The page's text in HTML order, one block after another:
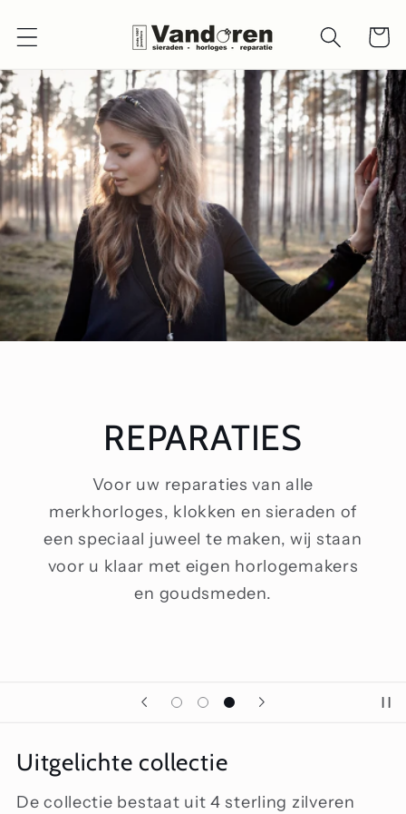
naar de
content
REPARATIES
Voor uw reparaties van alle
merkhorloges, klokken en sieraden of
een speciaal juweel te maken, wij staan
voor u klaar met eigen horlogemakers
en goudsmeden.
Uitgelichte collectie
De collectie bestaat uit 4 sterling zilveren